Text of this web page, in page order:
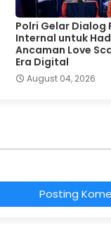
Polri Gelar Dialog
Internal untuk
Ancaman Love
Era Digital
August 04, 2026
Posting